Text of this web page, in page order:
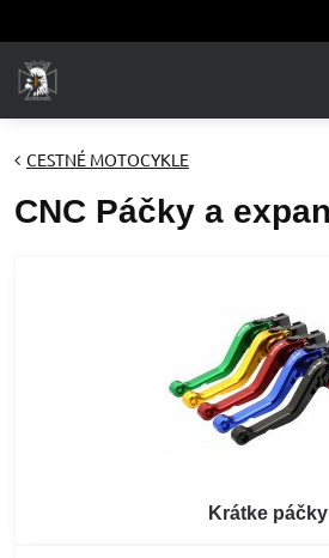
CESTNÉ MOTOCYKLE
CNC Páčky a
Krátke páčky